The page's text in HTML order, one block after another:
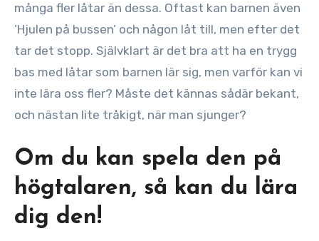
många fler låtar än dessa. Oftast kan barnen även
’Hjulen på bussen’ och någon låt till, men efter det
tar det stopp. Självklart är det bra att ha en trygg
bas med låtar som barnen lär sig, men varför kan vi
inte lära oss fler? Måste det kännas sådär bekant,
och nästan lite tråkigt, när man sjunger?
Om du kan spela den på
högtalaren, så kan du lära
dig den!